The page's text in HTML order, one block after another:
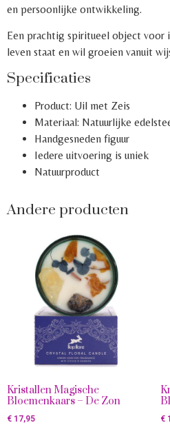
en persoonlijke ontwikkeling.
Een prachtig spiritueel object voor
leven staat en wil groeien vanuit
Specificaties
Product: Uil met Zeis
Materiaal: Natuurlijke
Handgesneden figuur
Iedere uitvoering is uniek
Natuurproduct
Andere producten
Kristallen Magische
Bloemenkaars – De Zon
€ 17,95 €